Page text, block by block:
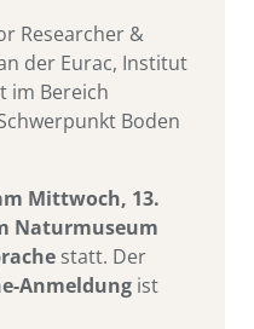
Researcher &
der Eurac, Institut
im Bereich
Boden
Mittwoch, 13.
Naturmuseum
statt. Der
Anmeldung ist